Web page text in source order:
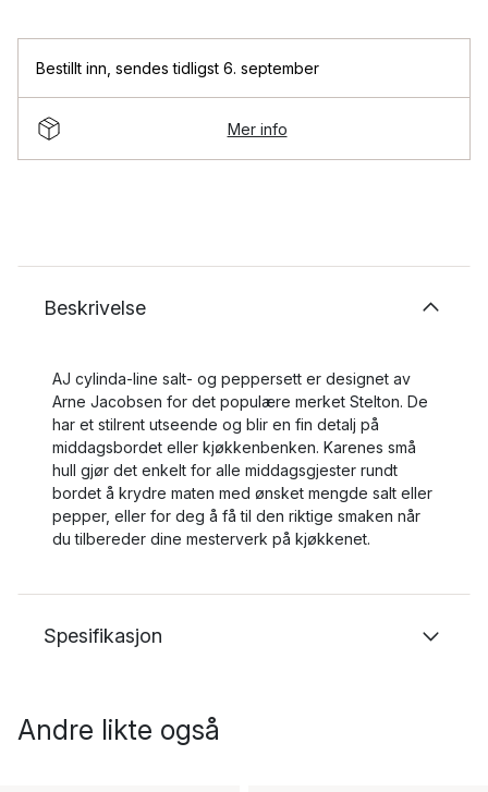
Bestillt inn sendes tidligst 6. september
Mer info
Beskrivelse
AJ cylinda-line salt- og peppersett er designet av
Arne Jacobsen for det populære merket Stelton. De
har et stilrent utseende og blir en fin detalj på
middagsbordet eller kjøkkenbenken. Karenes små
hull gjør det enkelt for alle middagsgjester rundt
bordet å krydre maten med ønsket mengde salt eller
pepper, eller for deg å få til den riktige smaken når
du tilbereder dine mesterverk på kjøkkenet.
Spesifikasjon
Andre likte også